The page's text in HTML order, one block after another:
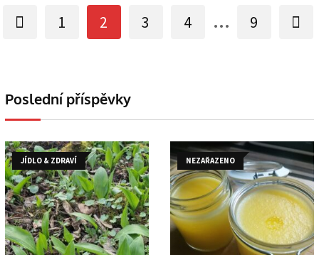
1 2 3 4 ... 9
Poslední příspěvky
JÍDLO & ZDRAVÍ NEZAŘAZENO